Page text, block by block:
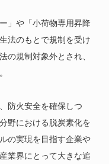
」や「小荷物専用昇降
法のもとで規制を受け
の規制対象外とされ、
防火安全を確保しつ
野における脱炭素化を
の実現を目指す企業や
業界にとって大きな追